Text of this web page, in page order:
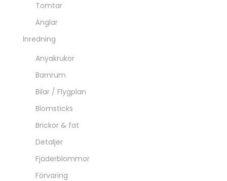
Tomtar
Änglar
Inredning
Anyakrukor
Barnrum
Bilar / Flygplan
Blomsticks
Brickor & fat
Detaljer
Fjäderblommor
Förvaring